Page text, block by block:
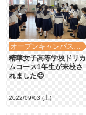
オープンキャンパス・学校見学
精華女子高等学校ドリカ
ムコース1年生が来校さ
れました😊
2022/09/03 (土)